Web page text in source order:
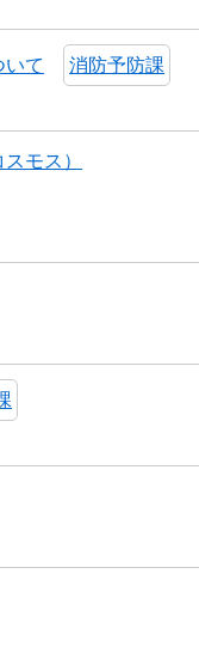
いて
消防予防課
モス）